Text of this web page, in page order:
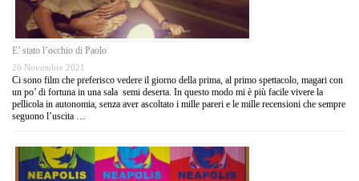
E’ stato l’occhio di Paolo
26 Novembre 2021
Ci sono film che preferisco vedere il giorno della prima, al primo spettacolo, magari con
un po’ di fortuna in una sala semi deserta. In questo modo mi è più facile vivere la
pellicola in autonomia, senza aver ascoltato i mille pareri e le mille recensioni che sempre
seguono l’uscita …